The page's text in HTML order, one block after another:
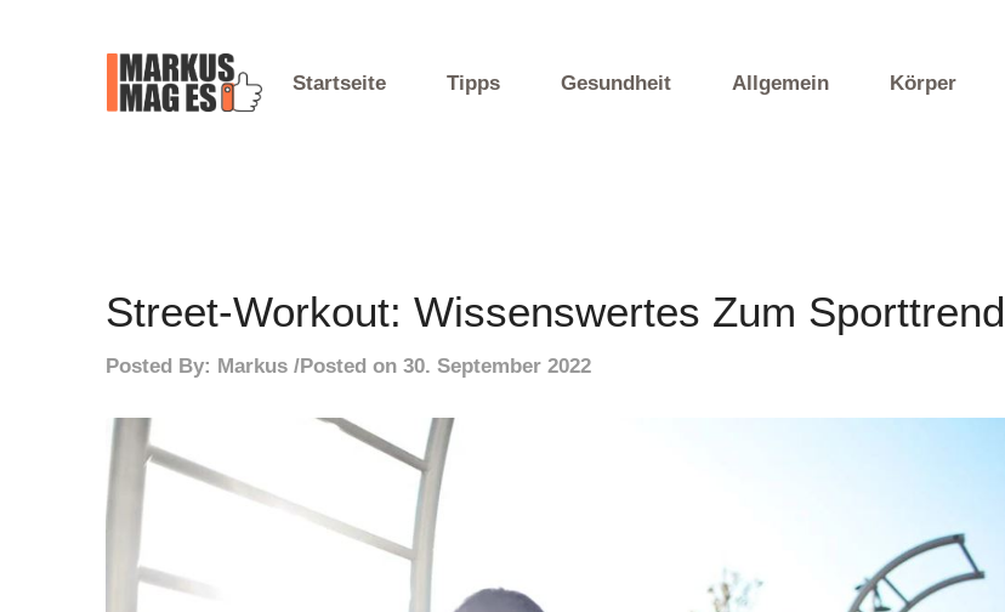
Startseite Tipps Gesundheit Allgemein Körper
Street-Workout: Wissenswertes Zum Sporttrend
Posted By: Markus Posted on 30. September 2022